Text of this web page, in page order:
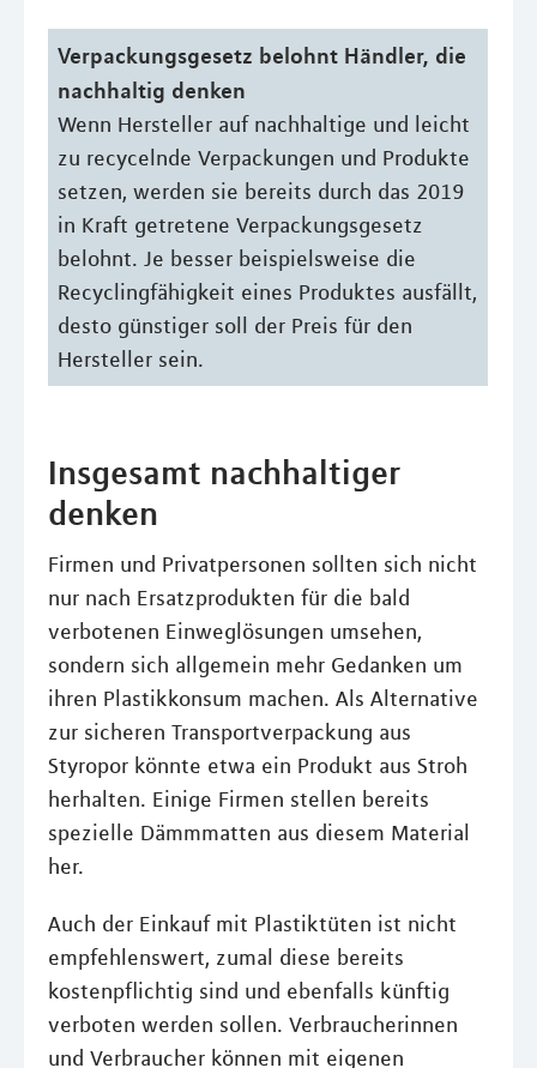
Verpackungsgesetz belohnt Händler, die
nachhaltig denken
Wenn Hersteller auf nachhaltige und leicht
zu recycelnde Verpackungen und Produkte
setzen, werden sie bereits durch das 2019
in Kraft getretene Verpackungsgesetz
belohnt. Je besser beispielsweise die
Recyclingfähigkeit eines Produktes ausfällt,
desto günstiger soll der Preis für den
Hersteller sein.
Insgesamt nachhaltiger
denken
Firmen und Privatpersonen sollten sich nicht
nur nach Ersatzprodukten für die bald
verbotenen Einweglösungen umsehen,
sondern sich allgemein mehr Gedanken um
ihren Plastikkonsum machen. Als Alternative
zur sicheren Transportverpackung aus
Styropor könnte etwa ein Produkt aus Stroh
herhalten. Einige Firmen stellen bereits
spezielle Dämmmatten aus diesem Material
her.
Auch der Einkauf mit Plastiktüten ist nicht
empfehlenswert, zumal diese bereits
kostenpflichtig sind und ebenfalls künftig
verboten werden sollen. Verbraucherinnen
und Verbraucher können mit eigenen